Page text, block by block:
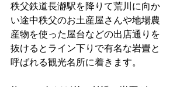
秩父鉄道長瀞駅を降りて荒川に向か
い途中秩父のお土産屋さんや地場農
産物を使った屋台などの出店通りを
抜けるとライン下りで有名な岩畳と
呼ばれる観光名所に着きます。